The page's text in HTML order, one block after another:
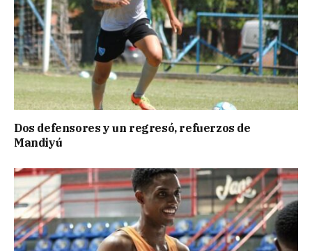
Dos defensores y un regresó, refuerzos de
Mandiyú